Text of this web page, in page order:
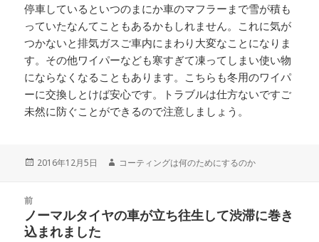
停車しているといつのまにか車のマフラーまで雪が積も
っていたなんてこともあるかもしれません。これに気が
つかないと排気ガスご車内にまわり大変なことになりま
す。その他ワイパーなども寒すぎて凍ってしまい使い物
にならなくなることもあります。こちらも冬用のワイパ
ーに交換しとけば安心です。トラブルは仕方ないですご
未然に防ぐことができるので注意しましょう。
投
2016年12月5日
作
コーティングは何のためにするのか
前
前
の
ノーマルタイヤの車が立ち往生して渋滞に巻き
込まれました